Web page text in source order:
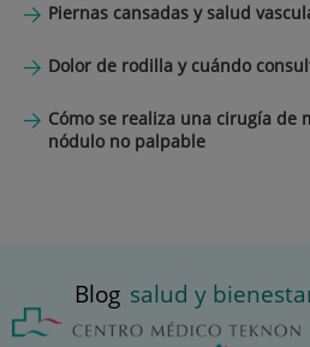
Piernas cansadas y salud
Dolor de rodilla y cuándo
Cómo se realiza una cirugía de
nódulo no palpable
Blog salud y